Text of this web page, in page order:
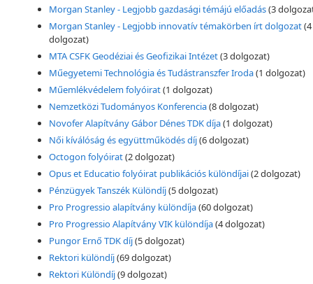
Morgan Stanley - Legjobb gazdasági témájú előadás(3
Morgan Stanley - Legjobb innovatív témakörben írt dolgozat(4
dolgozat)
MTA CSFK Geodéziai és Geofizikai Intézet(3 dolgozat)
Műegyetemi Technológia és Tudástranszfer Iroda(1 dolgozat)
Műemlékvédelem folyóirat(1 dolgozat)
Nemzetközi Tudományos Konferencia(8 dolgozat)
Novofer Alapítvány Gábor Dénes TDK díja(1 dolgozat)
Női kíválóság és együttműködés díj(6 dolgozat)
Octogon folyóirat(2 dolgozat)
Opus et Educatio folyóirat publikációs különdíjai(2 dolgozat)
Pénzügyek Tanszék Különdíj(5 dolgozat)
Pro Progressio alapítvány különdíja(60 dolgozat)
Pro Progressio Alapítvány VIK különdíja(4 dolgozat)
Pungor Ernő TDK díj(5 dolgozat)
Rektori különdíj(69 dolgozat)
Rektori Különdíj(9 dolgozat)